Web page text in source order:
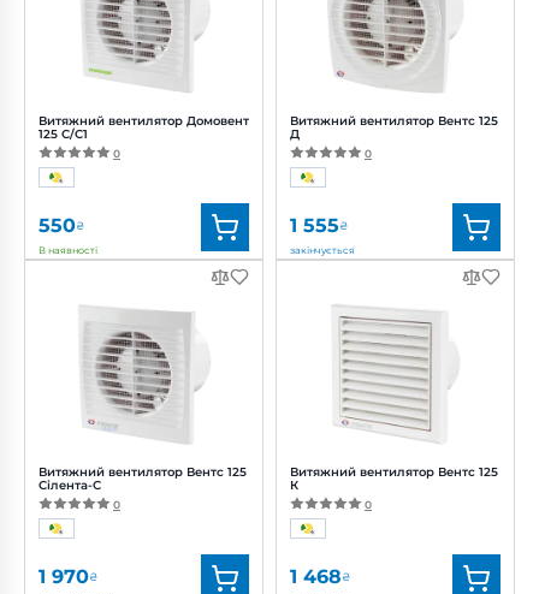
Витяжний вентилятор Домовент
125 С/С1
0
550₴
В наявності
Домовент
Артикул: 0000227761
Діаметр:
Потужність:
16 Вт
Рівень шуму:35 дБ(А)
Витяжний вентилятор Вентс 125
Сілента-С
0
1 970₴
Витяжний вентилятор Вентс 125
Д
0
1 555₴
закінчується
Вентс
Артикул:
0000217110
Діаметр:
Потужність:
Рівень шуму:35 дБ(А)
Витяжний вентилятор Вентс 125
К
0
1 468₴